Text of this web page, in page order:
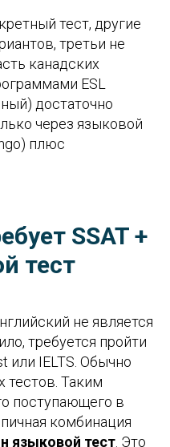
тест, другие
третьи не
канадских
ESL
достаточно
через языковой
плюс
SSAT +
тест
не является
требуется пройти
или IELTS. Обычно
тестов. Таким
поступающего в
комбинация
языковой тест . Это